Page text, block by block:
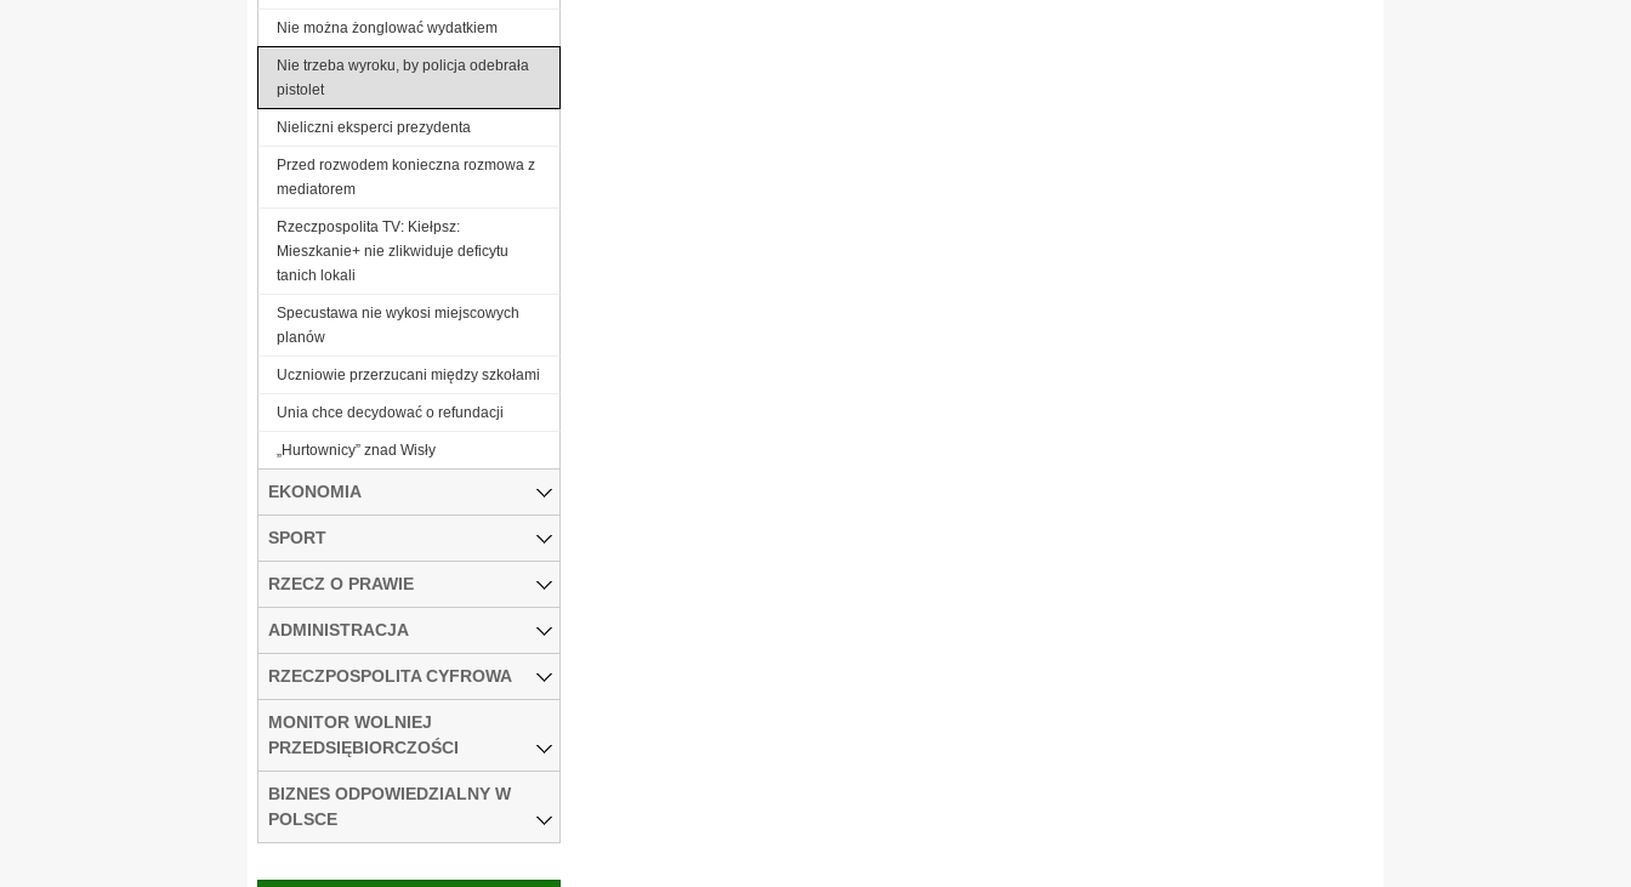
Nie można żonglować wydatkiem
Nie trzeba wyroku, by policja odebrała
pistolet
Nieliczni eksperci prezydenta
Przed rozwodem konieczna rozmowa z
mediatorem
Rzeczpospolita TV: Kiełpsz:
Mieszkanie+ nie zlikwiduje deficytu
tanich lokali
Specustawa nie wykosi miejscowych
planów
Uczniowie przerzucani między szkołami
Unia chce decydować o refundacji
„Hurtownicy” znad Wisły
EKONOMIA
SPORT
RZECZ O PRAWIE
ADMINISTRACJA
RZECZPOSPOLITA CYFROWA
MONITOR WOLNIEJ
PRZEDSIĘBIORCZOŚCI
BIZNES ODPOWIEDZIALNY W
POLSCE